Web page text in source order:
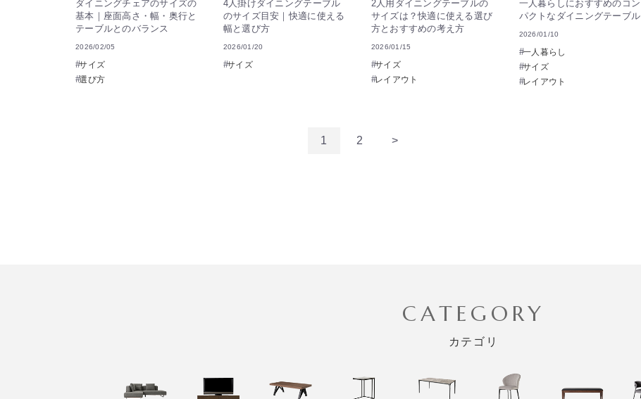
ダイニングチェアのサイズの
基本｜座面高さ・幅・奥行と
テーブルとのバランス
2026/02/05
サイズ
選び方
4人掛けダイニングテーブル
のサイズ目安｜快適に使える
幅と選び方
2026/01/20
サイズ
2人用ダイニングテーブルの
サイズは？快適に使える選び
方とおすすめの考え方
2026/01/15
サイズ
レイアウト
一人暮らしにおすすめのコン
パクトなダイニングテーブル
2026/01/10
一人暮らし
サイズ
レイアウト
1 2 >
CATEGORY
カテゴリ